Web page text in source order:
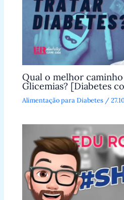
Qual o melhor
Glicemias? [Diabetes
Alimentação para Diabetes /